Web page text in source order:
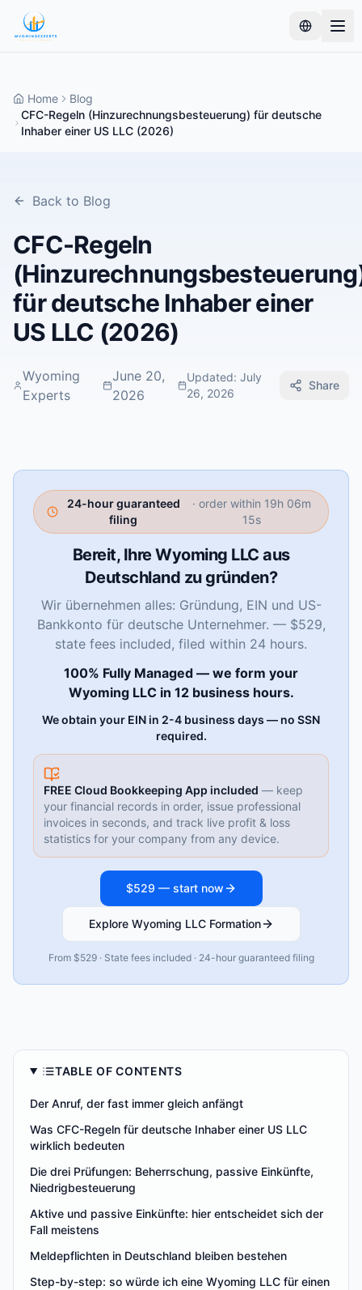
Home
Blog
CFC-Regeln (Hinzurechnungsbesteuerung) für deutsche
Inhaber einer US LLC (2026)
Back to Blog
CFC-Regeln
für deutsche Inhaber einer
US LLC (2026)
Wyoming
Experts
June 20,
2026
Updated: July
26, 2026
Share
24-hour guaranteed
filing
· order within 19h 06m
14s
Bereit, Ihre Wyoming LLC aus
Deutschland zu gründen?
Wir übernehmen alles: Gründung, EIN und US-
Bankkonto für deutsche Unternehmer. — $529,
state fees included, filed within 24 hours.
100% Fully Managed — we form your
Wyoming LLC in 12 business hours.
We obtain your EIN in 2-4 business days — no SSN
required.
FREE Cloud Bookkeeping App included — keep
your financial records in order, issue professional
invoices in seconds, and track live profit & loss
statistics for your company from any device.
$529 — start now
Explore Wyoming LLC Formation
From $529 · State fees included · 24-hour guaranteed filing
TABLE OF CONTENTS
Der Anruf, der fast immer gleich anfängt
Was CFC-Regeln für deutsche Inhaber einer US LLC
wirklich bedeuten
Die drei Prüfungen: Beherrschung, passive Einkünfte,
Niedrigbesteuerung
Aktive und passive Einkünfte: hier entscheidet sich der
Fall meistens
Meldepflichten in Deutschland bleiben bestehen
Step-by-step: so würde ich eine Wyoming LLC für einen